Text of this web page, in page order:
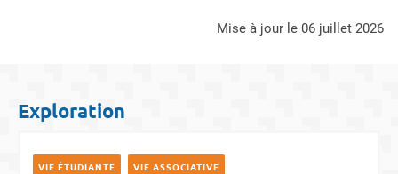
mise à jour le 06 juillet 2026
Exploration
VIE ÉTUDIANTE VIE ASSOCIATIVE